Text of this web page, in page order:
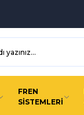
FREN
SİSTEMLERİ